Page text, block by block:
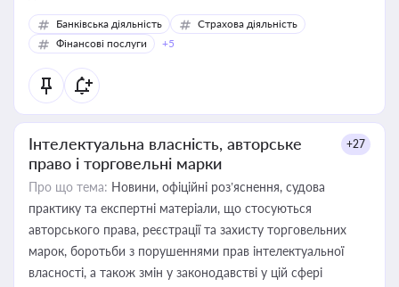
Банківська діяльність
Страхова діяльність
Фінансові послуги
+5
Інтелектуальна власність, авторське
право і торговельні марки
+27
Про що тема: Новини, офіційні роз’яснення, судова
практику та експертні матеріали, що стосуються
авторського права, реєстрації та захисту торговельних
марок, боротьби з порушеннями прав інтелектуальної
власності, а також змін у законодавстві у цій сфері